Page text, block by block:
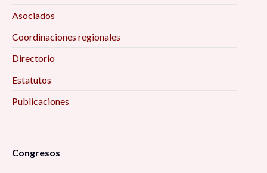
Asociados
Coordinaciones regionales
Directorio
Estatutos
Publicaciones
Congresos